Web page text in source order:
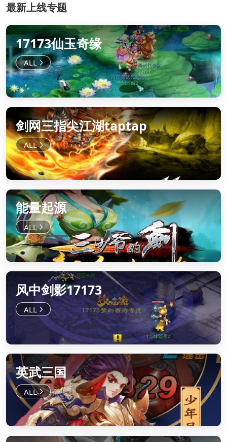
最新上线专题
17173仙玉奇缘
剑网三指尖江湖taptap
能量起源
风中剑影17173
英武三国